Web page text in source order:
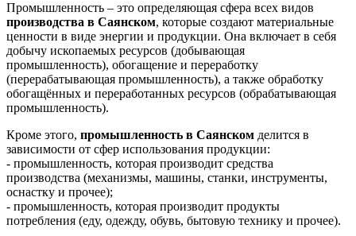
Промышленность – это определяющая сфера всех видов
производства в Саянском, которые создают материальные
ценности в виде энергии и продукции. Она включает в себя
добычу ископаемых ресурсов (добывающая
промышленность), обогащение и переработку
(перерабатывающая промышленность), а также обработку
обогащённых и переработанных ресурсов (обрабатывающая
промышленность).
Кроме этого, промышленность в Саянском делится в
зависимости от сфер использования продукции:
- промышленность, которая производит средства
производства (механизмы, машины, станки, инструменты,
оснастку и прочее);
- промышленность, которая производит продукты
потребления (еду, одежду, обувь, бытовую технику и прочее).